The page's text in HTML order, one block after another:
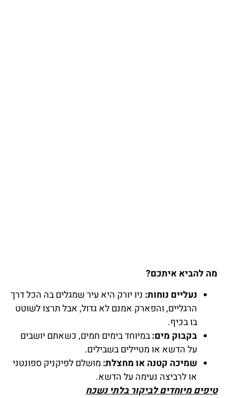
מה להביא איתכם?
נעליים נוחות: ניו יורק היא עיר שמגלים בה הכל דרך
הרגליים, והפארק אמנם לא גדול, אבל תרצו לשוטט
בו בכיף.
בקבוק מים:במיוחד בימים חמים, כשאתם יושבים
על הדשא או מטיילים בשבילים.
שמיכה קטנה או מחצלת: מושלם לפיקניק ספונטני
או לרביצה נעימה על הדשא.
טיפים מיוחדים לביקור בלתי נשכח